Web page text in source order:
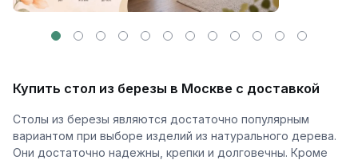
Купить стол из березы в Москве с доставкой
Столы из березы являются достаточно популярным
вариантом при выборе изделий из натурального дерева.
Они достаточно надежны, крепки и долговечны. Кроме